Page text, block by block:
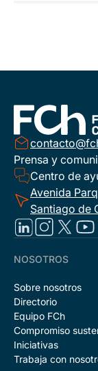
Prensa y
Centro de
Avenida
Santiago de
NOSOTROS
Sobre nosotros
Directorio
Equipo FCh
Compromiso
Iniciativas
Trabaja con